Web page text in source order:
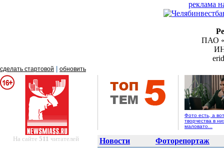
реклама
ПАО
сделать стартовой обновить
Фото есть, а вот
творчества в
маловато...
На сайте 511 читателей Новости Фоторепортаж